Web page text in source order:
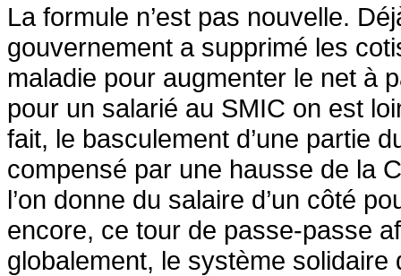
La formule n’est pas nouvelle.
gouvernement a supprimé les
maladie pour augmenter le net à
pour un salarié au SMIC on est
fait, le basculement d’une partie
compensé par une hausse de la
l’on donne du salaire d’un côté
encore, ce tour de passe-passe
globalement, le système solidaire